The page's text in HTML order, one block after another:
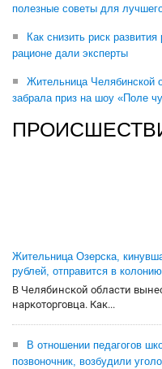
полезные советы для
Как снизить риск
рационе дали эксперты
Жительница Челябинской
забрала приз на шоу «Поле
Жительница Озерска,
рублей, отправится в колонию
В Челябинской области
наркоторговца. Как...
В отношении педагогов
позвоночник, возбудили